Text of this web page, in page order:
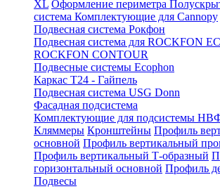
XL Оформление периметра
система Комплектующие для Cannopy
Подвесная система Рокфон
Подвесная система для ROCKFON
ROCKFON CONTOUR
Подвесные системы Ecophon
Каркас Т24 - Гайпель
Подвесная система USG Donn
Фасадная подсистема
Комплектующие для подсистемы
Кляммеры Кронштейны Профиль
основной Профиль вертикальный
Профиль вертикальный Т-образный
горизонтальный основной Профиль
Подвесы